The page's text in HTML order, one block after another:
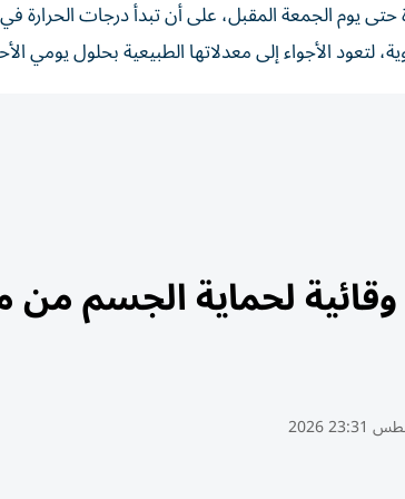
حتى يوم الجمعة المقبل، على أن تبدأ درجات الحرارة
وقائية لحماية